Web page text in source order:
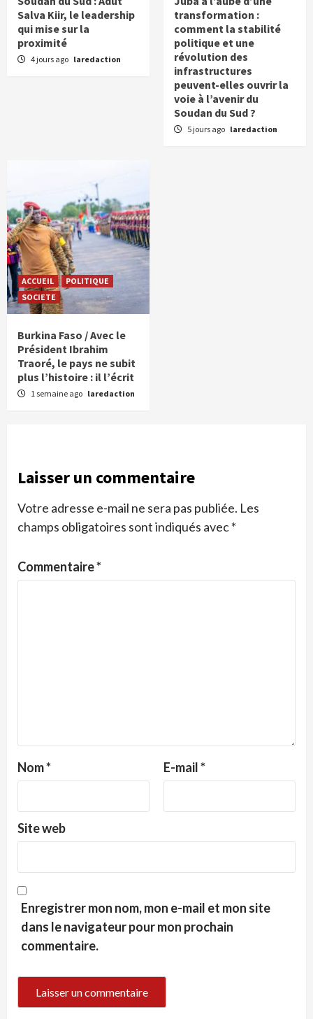
Salva Kiir, le leadership
qui mise sur la
proximité
4 jours ago laredaction
transformation :
comment la stabilité
politique et une
révolution des
infrastructures
peuvent-elles ouvrir la
voie à l’avenir du
Soudan du Sud ?
5 jours ago laredaction
ACCUEIL
POLITIQUE
SOCIETE
Burkina Faso / Avec le
Président Ibrahim
Traoré, le pays ne subit
plus l’histoire : il l’écrit
1 semaine ago laredaction
Laisser un commentaire
Votre adresse e-mail ne sera pas publiée. Les
champs obligatoires sont indiqués avec*
Commentaire*
Nom* E-mail*
Site web
Enregistrer mon nom, mon e-mail et mon site
dans le navigateur pour mon prochain
commentaire.